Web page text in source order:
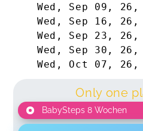
Wed, Sep 09, 26 ,
Wed, Sep 16, 26 ,
Wed, Sep 23, 26 ,
Wed, Sep 30, 26 ,
Wed, Oct 07, 26 ,
Only one
BabySteps 8 Wochen